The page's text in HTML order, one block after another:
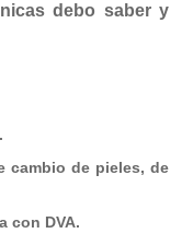
debo saber y
cambio de pieles, de
con DVA.